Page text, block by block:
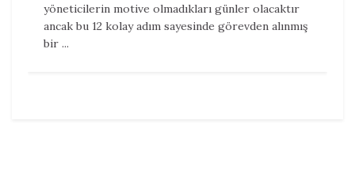
yöneticilerin motive olmadıkları günler olacaktır
ancak bu 12 kolay adım sayesinde görevden alınmış
bir ...